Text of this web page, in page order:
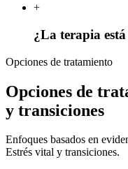
+
¿La terapia
Opciones de tratamiento
Opciones de
y transiciones
Enfoques basados en
Estrés vital y transiciones.